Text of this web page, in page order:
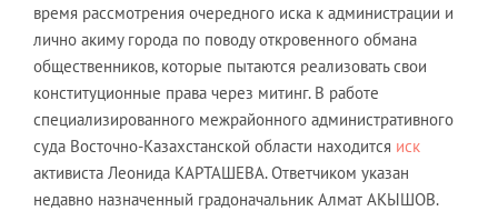
время рассмотрения очередного иска к администрации и
лично акиму города по поводу откровенного обмана
общественников, которые пытаются реализовать свои
конституционные права через митинг. В работе
специализированного межрайонного административного
суда Восточно-Казахстанской области находится иск
активиста Леонида КАРТАШЕВА. Ответчиком указан
недавно назначенный градоначальник Алмат АКЫШОВ.